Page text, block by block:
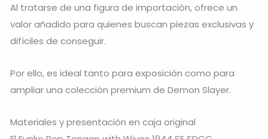
Al tratarse de una figura de importación, ofrece un
valor añadido para quienes buscan piezas exclusivas y
difíciles de conseguir.
Por ello, es ideal tanto para exposición como para
ampliar una colección premium de Demon Slayer.
Materiales y presentación en caja original